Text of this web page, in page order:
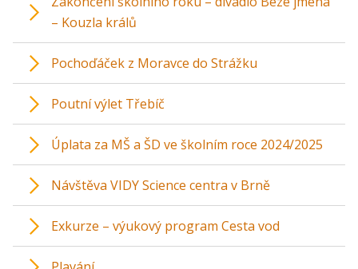
– Kouzla králů
Pochoďáček z Moravce do Strážku
Poutní výlet Třebíč
Úplata za MŠ a ŠD ve školním roce 2024/2025
Návštěva VIDY Science centra v Brně
Exkurze – výukový program Cesta vod